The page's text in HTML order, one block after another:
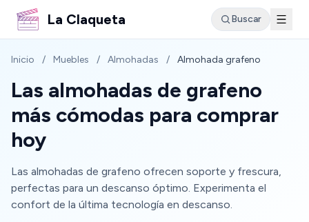
La Claqueta Buscar
Inicio / Muebles / Almohadas / Almohada grafeno
Las almohadas de grafeno
más cómodas para comprar
hoy
Las almohadas de grafeno ofrecen soporte y frescura,
perfectas para un descanso óptimo. Experimenta el
confort de la última tecnología en descanso.